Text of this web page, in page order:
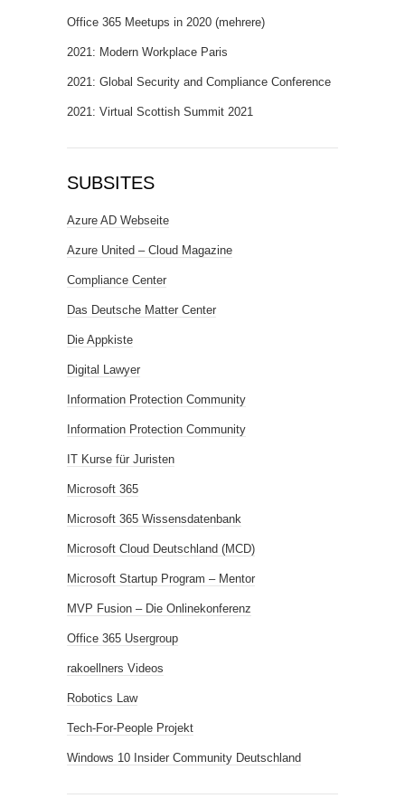
Office 365 Meetups in 2020 (mehrere)
2021: Modern Workplace Paris
2021: Global Security and Compliance Conference
2021: Virtual Scottish Summit 2021
SUBSITES
Azure AD Webseite
Azure United – Cloud Magazine
Compliance Center
Das Deutsche Matter Center
Die Appkiste
Digital Lawyer
Information Protection Community
Information Protection Community
IT Kurse für Juristen
Microsoft 365
Microsoft 365 Wissensdatenbank
Microsoft Cloud Deutschland (MCD)
Microsoft Startup Program – Mentor
MVP Fusion – Die Onlinekonferenz
Office 365 Usergroup
rakoellners Videos
Robotics Law
Tech-For-People Projekt
Windows 10 Insider Community Deutschland